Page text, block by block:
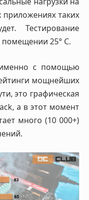
приложениях таких
Тестирование
25° C.
с помощью
мощнейших
это графическая
а в этот момент
много (10 000+)